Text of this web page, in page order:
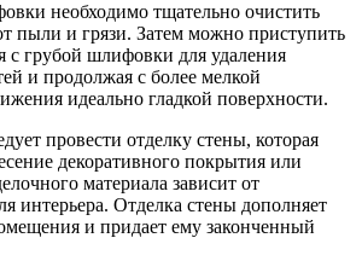
необходимо тщательно очистить
пыли и грязи. Затем можно приступить
с грубой шлифовки для удаления
и продолжая с более мелкой
идеально гладкой поверхности.
провести отделку стены, которая
декоративного покрытия или
материала зависит от
интерьера. Отделка стены дополняет
и придает ему законченный